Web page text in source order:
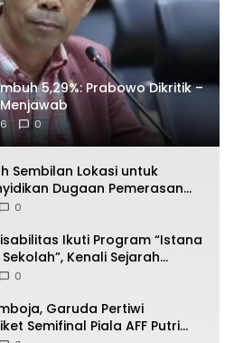
5,29%: Prabowo Dikritik –
0
Sembilan Lokasi untuk
Dugaan Pemerasan
Nonaktif
0
Ikuti Program “Istana
Kenali Sejarah
Pemerintahan
0
Garuda Pertiwi
Semifinal Piala AFF Putri